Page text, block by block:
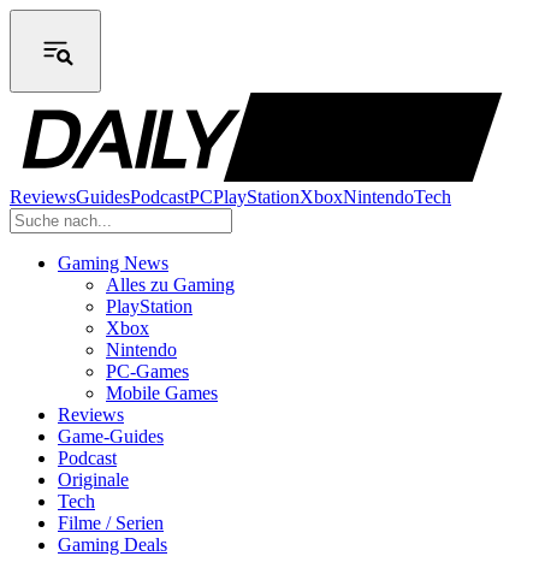
ReviewsGuidesPodcastPCPlayStationXboxNintendoTech
Gaming News
Alles zu Gaming
PlayStation
Xbox
Nintendo
PC-Games
Mobile Games
Reviews
Game-Guides
Podcast
Originale
Tech
Filme / Serien
Gaming Deals